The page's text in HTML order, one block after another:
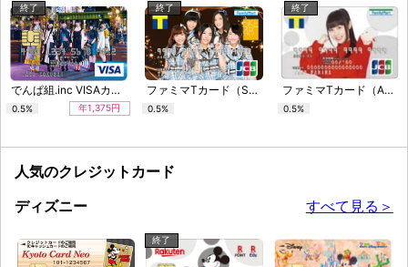
でんぱ組.inc VISAカード
0.5% 年1,375円
終了
ファミマTカード（SKE48デザイン）
0.5%
終了
ファミマTカード（AKB48グループデザイン）
0.5%
終了
人気のクレジットカード
ディズニー
すべて見る＞
終了